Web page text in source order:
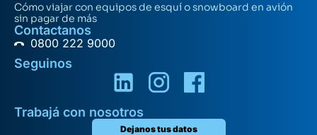
Cómo viajar con equipos de esquí o snowboard en avión
sin pagar de más
Contactanos
0800 222 9000
Seguinos
Trabajá con nosotros
Dejanos tus datos